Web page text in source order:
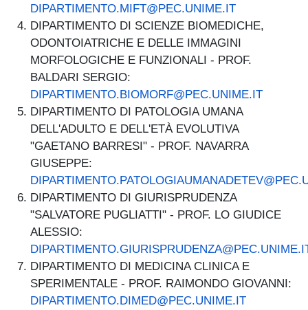
DIPARTIMENTO.MIFT@PEC.UNIME.IT
DIPARTIMENTO DI SCIENZE BIOMEDICHE,
ODONTOIATRICHE E DELLE IMMAGINI
MORFOLOGICHE E FUNZIONALI - PROF.
BALDARI SERGIO:
DIPARTIMENTO.BIOMORF@PEC.UNIME.IT
DIPARTIMENTO DI PATOLOGIA UMANA
DELL'ADULTO E DELL'ETÀ EVOLUTIVA
"GAETANO BARRESI" - PROF. NAVARRA
GIUSEPPE:
DIPARTIMENTO DI GIURISPRUDENZA
"SALVATORE PUGLIATTI" - PROF. LO GIUDICE
ALESSIO:
DIPARTIMENTO DI MEDICINA CLINICA E
SPERIMENTALE - PROF. RAIMONDO GIOVANNI:
DIPARTIMENTO.DIMED@PEC.UNIME.IT